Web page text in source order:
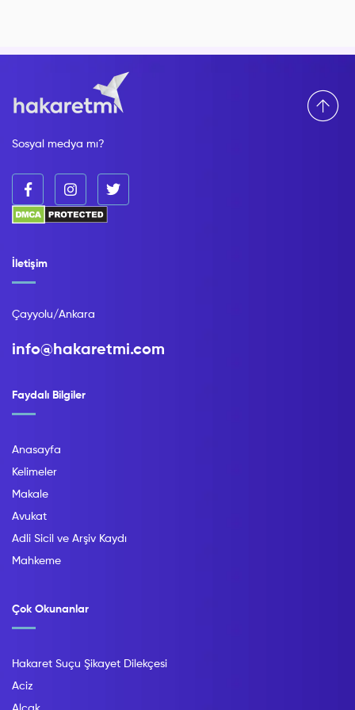
Sosyal medya mı?
Faydalı Bilgiler
Anasayfa
Kelimeler
Makale
Avukat
Adli Sicil ve Arşiv Kaydı
Mahkeme
Çok Okunanlar
Hakaret Suçu Şikayet Dilekçesi
Aciz
İletişim
Çayyolu/Ankara
info@hakaretmi.com